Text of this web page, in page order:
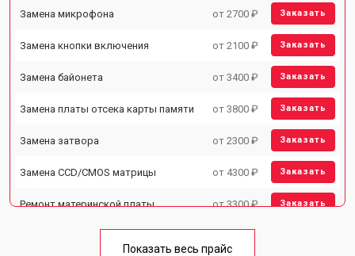
Замена микрофона от 2700 ₽ Заказать
Замена кнопки включения от 2100 ₽ Заказать
Замена байонета от 3400 ₽ Заказать
Замена платы отсека карты памяти от 3800 ₽ Заказать
Замена затвора от 2300 ₽ Заказать
Замена CCD/CMOS матрицы от 4300 ₽ Заказать
Ремонт материнской платы от 3300 ₽ Заказать
Показать весь прайс